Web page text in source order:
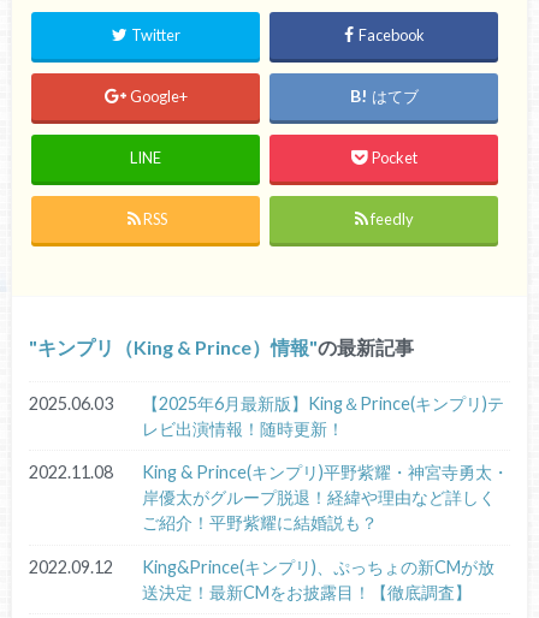
Twitter Facebook
Google+ はてブ
LINE Pocket
RSS feedly
キンプリ（King & Prince）情報 の最新記事
2025.06.03
【2025年6月最新版】King＆Prince(キンプリ)テ
レビ出演情報！随時更新！
2022.11.08
King & Prince(キンプリ)平野紫耀・神宮寺勇太・
岸優太がグループ脱退！経緯や理由など詳しく
ご紹介！平野紫耀に結婚説も？
2022.09.12
King&Prince(キンプリ)、ぷっちょの新CMが放
送決定！最新CMをお披露目！【徹底調査】